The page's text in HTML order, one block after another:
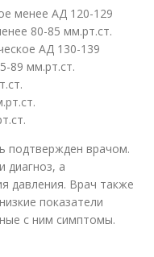
менее АД 120-129
80-85 мм.рт.ст.
АД 130-139
89 мм.рт.ст.
подтвержден врачом.
диагноз, а
давления. Врач также
показатели
с ним симптомы.